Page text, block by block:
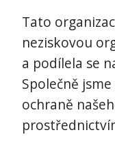
Tato
neziskovou
a podílela se
Společně
ochraně